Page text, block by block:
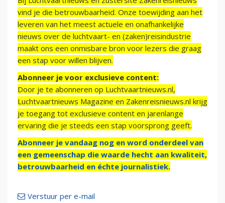
vind je die betrouwbaarheid. Onze toewijding aan het
leveren van het meest actuele en onafhankelijke
nieuws over de luchtvaart- en (zaken)reisindustrie
maakt ons een onmisbare bron voor lezers die graag
een stap voor willen blijven.
Abonneer je voor exclusieve content:
Door je te abonneren op Luchtvaartnieuws.nl,
Luchtvaartnieuws Magazine en Zakenreisnieuws.nl krijg
je toegang tot exclusieve content en jarenlange
ervaring die je steeds een stap voorsprong geeft.
Abonneer je vandaag nog en word onderdeel van
een gemeenschap die waarde hecht aan kwaliteit,
betrouwbaarheid en échte journalistiek.
Verstuur per e-mail